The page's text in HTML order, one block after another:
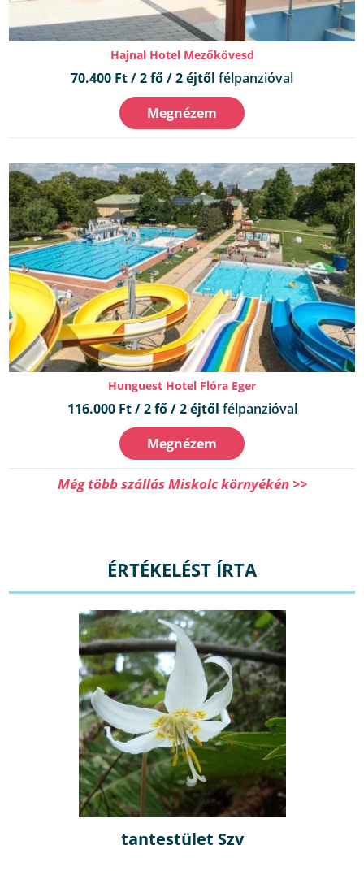
Hajnal Hotel Mezőkövesd
70.400 Ft / 2 fő / 2 éjtől félpanzióval
Megnézem
Hunguest Hotel Flóra Eger
116.000 Ft / 2 fő / 2 éjtől félpanzióval
Megnézem
Még több szállás Miskolc környékén >>
ÉRTÉKELÉST ÍRTA
tantestület Szv